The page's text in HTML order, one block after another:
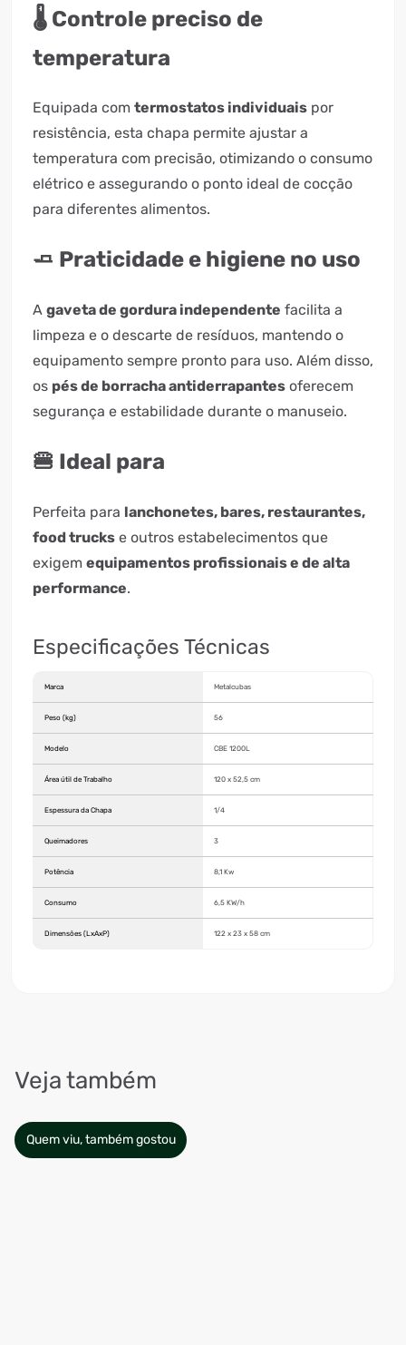
🌡️ Controle preciso de
temperatura
Equipada com termostatos individuais por
resistência, esta chapa permite ajustar a
temperatura com precisão, otimizando o consumo
elétrico e assegurando o ponto ideal de cocção
para diferentes alimentos.
🧈 Praticidade e higiene no uso
A gaveta de gordura independente facilita a
limpeza e o descarte de resíduos, mantendo o
equipamento sempre pronto para uso. Além disso,
os pés de borracha antiderrapantes oferecem
segurança e estabilidade durante o manuseio.
🍔 Ideal para
Perfeita para lanchonetes, bares, restaurantes,
food trucks e outros estabelecimentos que
exigem equipamentos profissionais e de alta
performance.
Especificações Técnicas
Marca Metalcubas
Peso (kg) 56
Modelo CBE 1200L
Área útil de Trabalho 120 x 52,5 cm
Espessura da Chapa 1/4
Queimadores 3
Potência 8,1 Kw
Consumo 6,5 KW/h
Dimensões (LxAxP) 122 x 23 x 58 cm
Veja também
Quem viu, também gostou